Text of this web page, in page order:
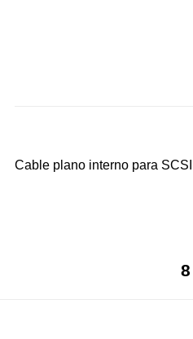
Cable plano interno para